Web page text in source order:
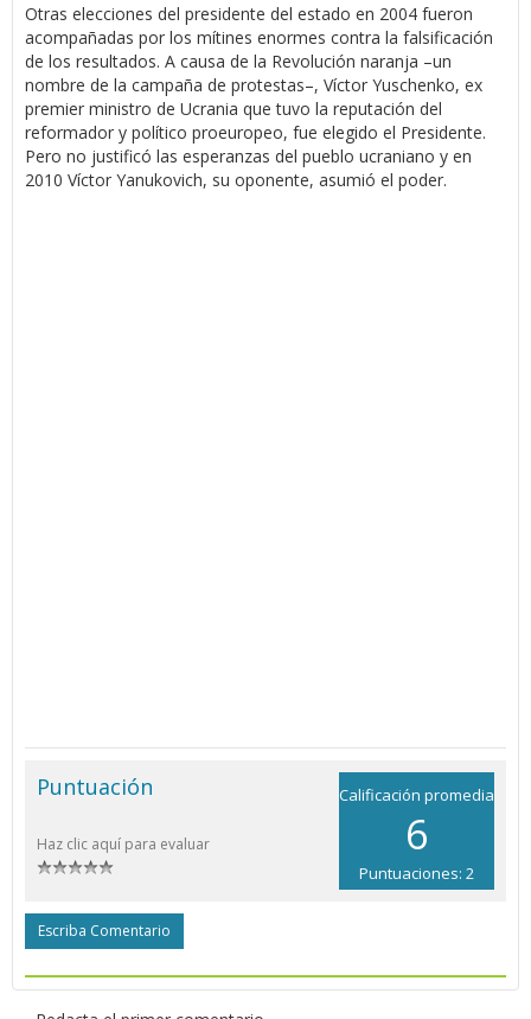
Otras elecciones del presidente del estado en 2004 fueron
acompañadas por los mítines enormes contra la falsificación
de los resultados. A causa de la Revolución naranja –un
nombre de la campaña de protestas–, Víctor Yuschenko, ex
premier ministro de Ucrania que tuvo la reputación del
reformador y político proeuropeo, fue elegido el Presidente.
Pero no justificó las esperanzas del pueblo ucraniano y en
2010 Víctor Yanukovich, su oponente, asumió el poder.
Calificación promedia
6
Puntuaciones: 2
Puntuación
Haz clic aquí para evaluar
Escriba Comentario